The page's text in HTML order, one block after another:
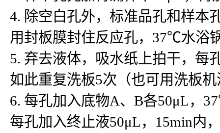
4. 除空白孔外，标准品孔和样本
用封板膜封住反应孔，37℃水浴
5. 弃去液体，吸水纸上拍干，每
如此重复洗板5次（也可用洗板
6. 每孔加入底物A、B各50μL，
每孔加入终止液50μL，15min内